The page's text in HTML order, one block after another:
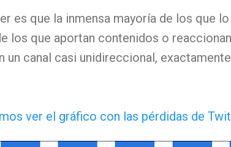
es que la inmensa mayoría de los que
los que aportan contenidos o
un canal casi unidireccional,
ver el gráfico con las pérdidas de